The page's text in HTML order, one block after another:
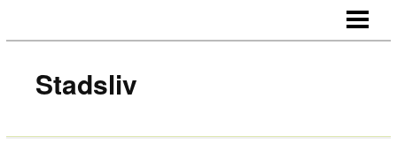
KONTAKT
Stadsliv